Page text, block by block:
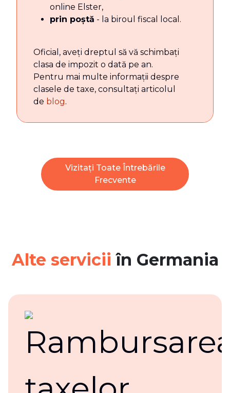
online Elster,
prin poștă - la biroul fiscal local.
Oficial, aveți dreptul să vă schimbați
clasa de impozit o dată pe an.
Pentru mai multe informații despre
clasele de taxe, consultați articolul
de blog.
Vizitați Toate Întrebările
Frecvente
Alte servicii în Germania